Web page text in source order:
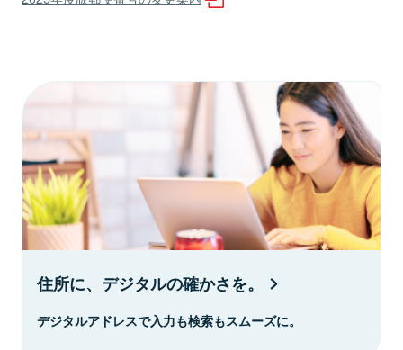
住所に、デジタルの確かさを。
デジタルアドレスで入力も検索もスムーズに。